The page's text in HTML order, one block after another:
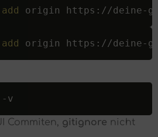
add origin https://deine-
add origin https://deine-
-v
Commiten, gitignore nicht